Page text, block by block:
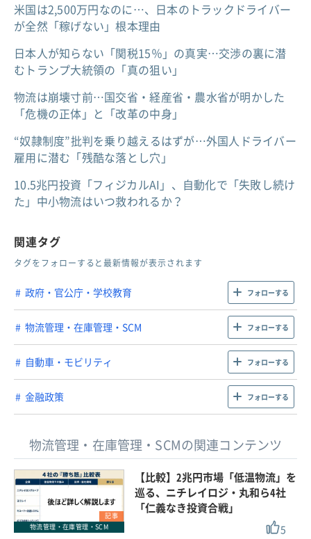
米国は2,500万円なのに…、日本のトラックドライバー
が全然「稼げない」根本理由
日本人が知らない「関税15％」の真実…交渉の裏に潜
むトランプ大統領の「真の狙い」
物流は崩壊寸前…国交省・経産省・農水省が明かした
「危機の正体」と「改革の中身」
“奴隷制度”批判を乗り越えるはずが…外国人ドライバー
雇用に潜む「残酷な落とし穴」
10.5兆円投資「フィジカルAI」、自動化で「失敗し続け
た」中小物流はいつ救われるか？
関連タグ
タグをフォローすると最新情報が表示されます
政府・官公庁・学校教育 フォローする
物流管理・在庫管理・SCM フォローする
自動車・モビリティ フォローする
金融政策 フォローする
物流管理・在庫管理・SCMの関連コンテンツ
記事
物流管理・在庫管理・SCM
【比較】2兆円市場「低温物流」を
巡る、ニチレイロジ・丸和ら4社
「仁義なき投資合戦」
5